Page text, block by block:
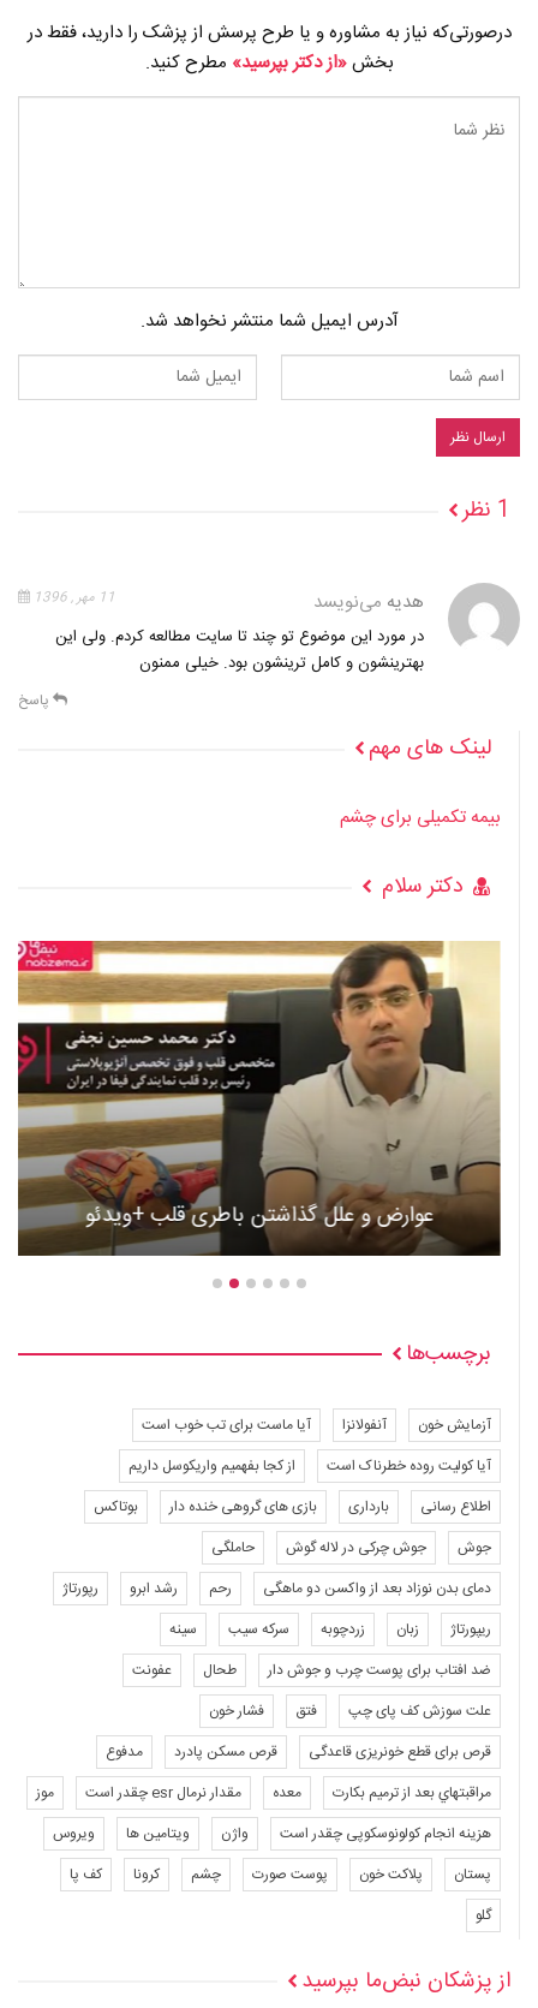
درصورتی‌که نیاز به مشاوره و یا طرح پرسش از پزشک را دارید، فقط در
بخش«از دکتر بپرسید» مطرح کنید.
آدرس ایمیل شما منتشر نخواهد شد.
1 نظر
هدیه می‌نویسد 11 مهر , 1396
در مورد این موضوع تو چند تا سایت مطالعه کردم. ولی این
بهترینشون و کامل ترینشون بود. خیلی ممنون
پاسخ
لینک های مهم
بیمه تکمیلی برای چشم
دکتر سلام
عوارض و علل گذاشتن باطری قلب +ویدئو
برچسب‌ها
آزمایش خون آنفولانزا
آیا ماست برای تب خوب است
آیا کولیت روده خطرناک است
از کجا بفهمیم واریکوسل داریم
اطلاع رسانی
بارداری بازی های گروهی خنده دار
بوتاکس
جوش
جوش چرکی در لاله گوش
حاملگی
دمای بدن نوزاد بعد از واکسن دو ماهگی
رحم رشد ابرو
رپورتاژ
ریپورتاژ
زبان زردچوبه سرکه سیب
سینه
ضد افتاب برای پوست چرب و جوش دار
طحال
عفونت
علت سوزش کف پای چپ
فتق
فشار خون
قرص برای قطع خونریزی قاعدگی
قرص مسکن پادرد
مدفوع
مراقبتهاي بعد از ترميم بكارت
معده مقدار نرمال esr چقدر است
موز
هزینه انجام کولونوسکوپی چقدر است
واژن ویتامین ها
ویروس
پستان
پلاکت خون پوست صورت چشم کرونا
کف پا
گلو
از پزشکان نبض‌ما بپرسید